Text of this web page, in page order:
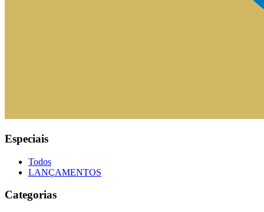
Especiais
Todos
LANÇAMENTOS
Categorias